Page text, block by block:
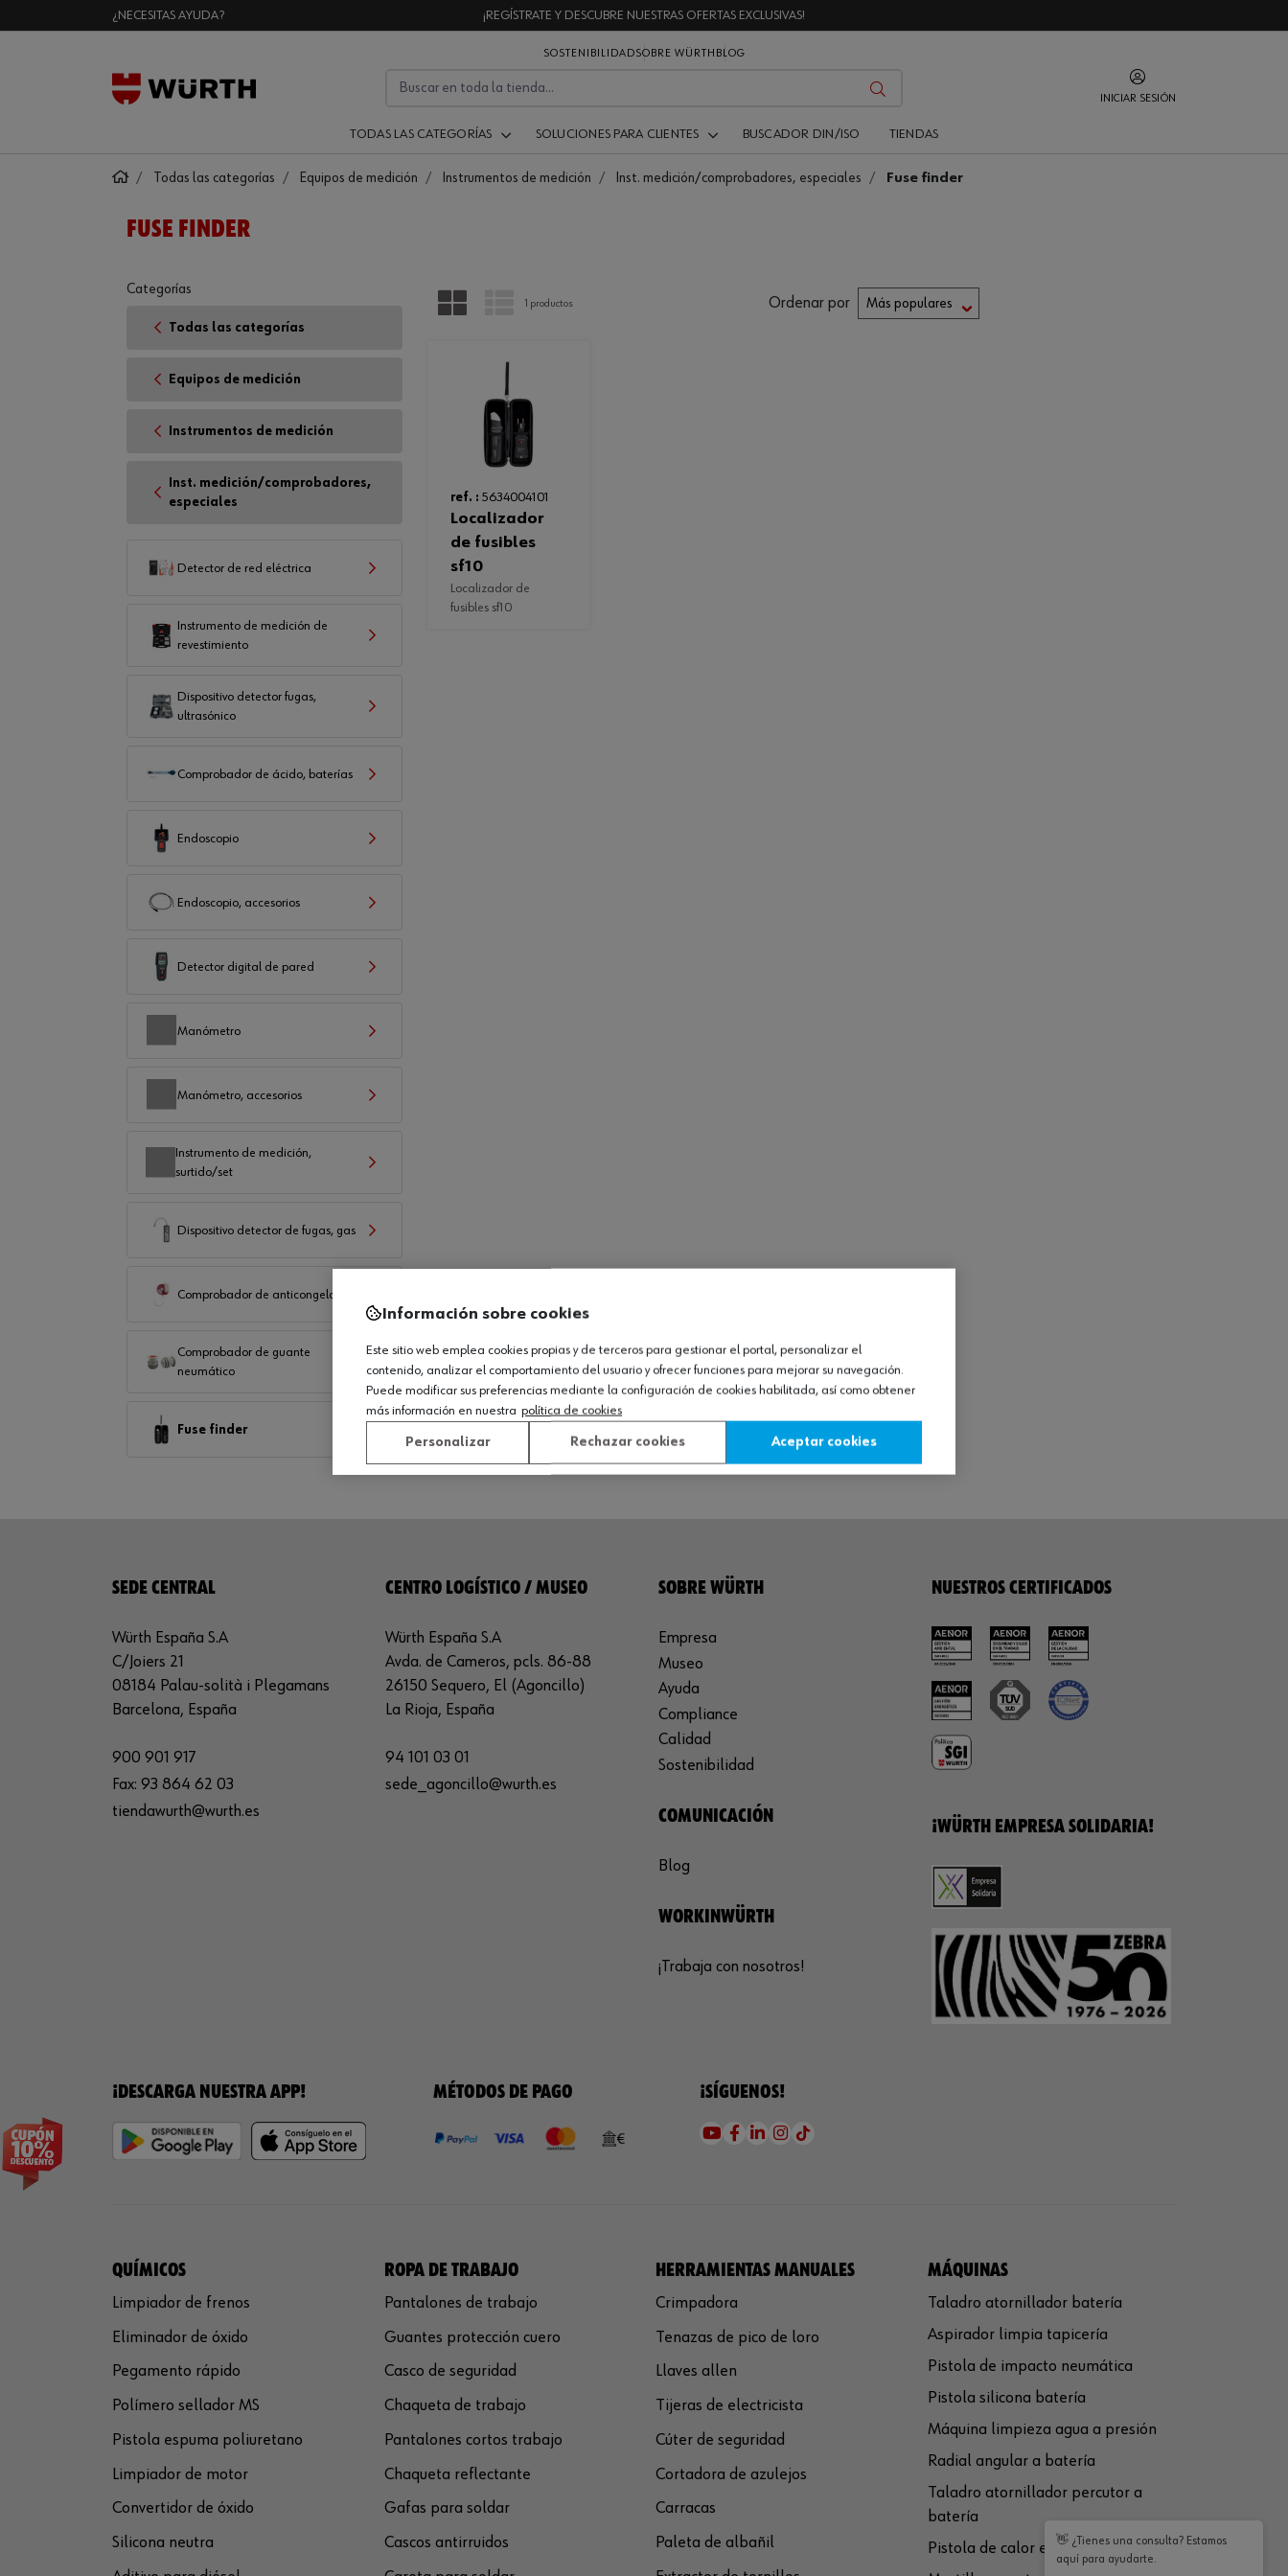
¿NECESITAS AYUDA? ¡REGÍSTRATE Y DESCUBRE NUESTRAS OFERTAS EXCLUSIVAS!
SOSTENIBILIDADSOBRE WÜRTH BLOG
INICIAR SESIÓN
TODAS LAS CATEGORÍAS SOLUCIONES PARA CLIENTES BUSCADOR DIN/ISO TIENDAS
Todas las categorías Equipos de medición Instrumentos de medición Inst. medición/comprobadores, especiales Fuse finder
FUSE FINDER
PARRILLA LISTA
1 productos Ordenar por
ref. : 5634004101
localizador
de fusibles
sf10
localizador de
fusibles sf10
Categorías
Todas las categorías
Equipos de medición
Instrumentos de medición
Inst. medición/comprobadores,
especiales
Detector de red eléctrica
Instrumento de medición de
revestimiento
Dispositivo detector fugas,
ultrasónico
Comprobador de ácido, baterías
Endoscopio
Endoscopio, accesorios
Detector digital de pared
Manómetro
Manómetro, accesorios
Instrumento de medición,
surtido/set
Dispositivo detector de fugas, gas
Comprobador de anticongelante
Comprobador de guante
neumático
Fuse finder
SEDE CENTRAL
Würth España S.A
C/Joiers 21
08184 Palau-solità i Plegamans
Barcelona, España
900 901 917
Fax: 93 864 62 03
tiendawurth@wurth.es
CENTRO LOGÍSTICO / MUSEO
Würth España S.A
Avda. de Cameros, pcls. 86-88
26150 Sequero, El (Agoncillo)
La Rioja, España
94 101 03 01
sede_agoncillo@wurth.es
SOBRE WÜRTH
Empresa
Museo
Ayuda
Compliance
Calidad
Sostenibilidad
COMUNICACIÓN
Blog
WORKINWÜRTH
¡Trabaja con nosotros!
NUESTROS CERTIFICADOS
¡WÜRTH EMPRESA SOLIDARIA!
¡DESCARGA NUESTRA APP! MÉTODOS DE PAGO ¡SÍGUENOS!
QUÍMICOS
Limpiador de frenos
Eliminador de óxido
Pegamento rápido
Polímero sellador MS
Pistola espuma poliuretano
Limpiador de motor
Convertidor de óxido
Silicona neutra
ROPA DE TRABAJO
Pantalones de trabajo
Guantes protección cuero
Casco de seguridad
Chaqueta de trabajo
Pantalones cortos trabajo
Chaqueta reflectante
Gafas para soldar
Cascos antirruidos
HERRAMIENTAS MANUALES
Crimpadora
Tenazas de pico de loro
Llaves allen
Tijeras de electricista
Cúter de seguridad
Cortadora de azulejos
Carracas
Paleta de albañil
MÁQUINAS
Taladro atornillador batería
Aspirador limpia tapicería
Pistola de impacto neumática
Pistola silicona batería
Máquina limpieza agua a presión
Radial angular a batería
Taladro atornillador percutor a
batería
Pistola de calor eléctrica👋 ¿Tienes una consulta? Estamos
aquí para ayudarte.
Información sobre cookies
Este sitio web emplea cookies propias y de terceros para gestionar el portal, personalizar el
contenido, analizar el comportamiento del usuario y ofrecer funciones para mejorar su navegación.
Puede modificar sus preferencias mediante la configuración de cookies habilitada, así como obtener
más información en nuestra política de cookies
Personalizar Rechazar cookies Aceptar cookies